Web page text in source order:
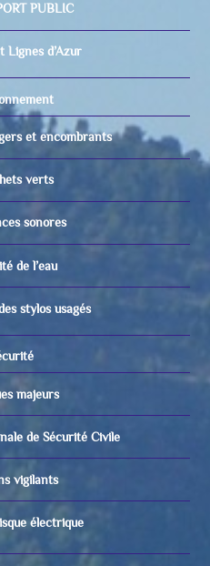
PUBLIC
Lignes d’Azur
et encombrants
verts
sonores
de l’eau
stylos usagés
majeurs
de Sécurité Civile
vigilants
électrique